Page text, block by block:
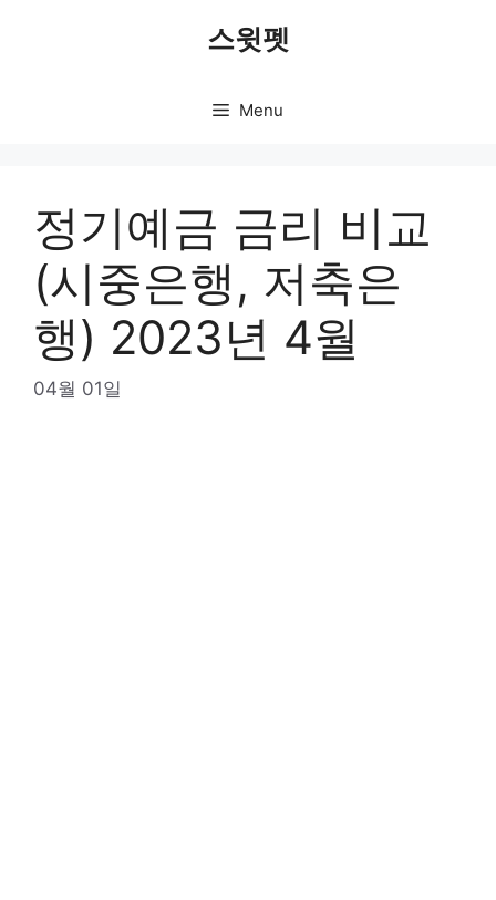
스윗펫
Menu
정기예금 금리 비교
(시중은행, 저축은
행) 2023년 4월
04월 01일